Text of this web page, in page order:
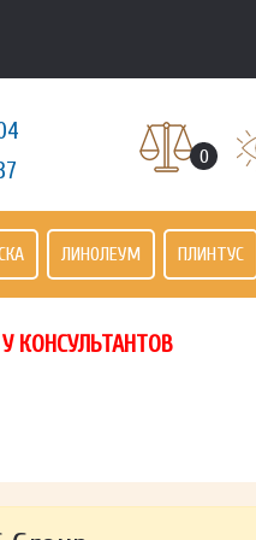
0
ЛИНОЛЕУМ ПЛИНТУС
КОНСУЛЬТАНТОВ